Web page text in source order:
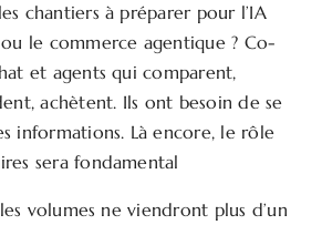
chantiers à préparer pour l’IA
le commerce agentique ? Co-
et agents qui comparent,
achètent. Ils ont besoin de se
informations. Là encore, le rôle
sera fondamental
volumes ne viendront plus d’un